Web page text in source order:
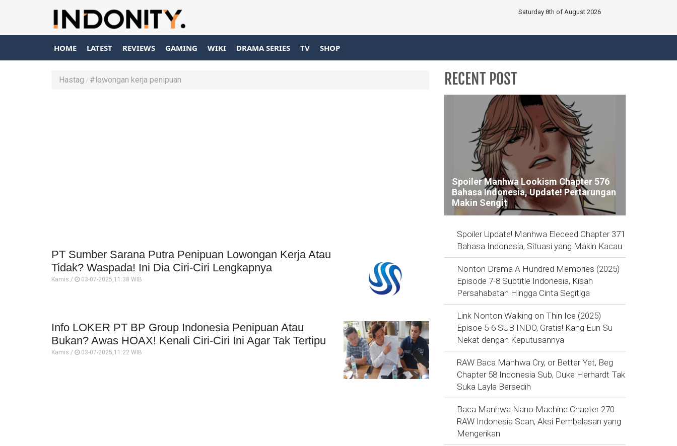
Saturday 8th of August 2026
HOME LATEST REVIEWS GAMING WIKI DRAMA SERIES TV SHOP
Hastag #lowongan kerja penipuan
PT Sumber Sarana Putra Penipuan Lowongan Kerja Atau
Tidak? Waspada! Ini Dia Ciri-Ciri Lengkapnya
Kamis / 03-07-2025,11:38 WIB
Info LOKER PT BP Group Indonesia Penipuan Atau
Bukan? Awas HOAX! Kenali Ciri-Ciri Ini Agar Tak Tertipu
Kamis / 03-07-2025,11:22 WIB
RECENT POST
Spoiler Manhwa Lookism Chapter 576
Bahasa Indonesia, Update! Pertarungan
Makin Sengit
Spoiler Update! Manhwa Eleceed Chapter 371
Bahasa Indonesia, Situasi yang Makin Kacau
Nonton Drama A Hundred Memories (2025)
Episode 7-8 Subtitle Indonesia, Kisah
Persahabatan Hingga Cinta Segitiga
Link Nonton Walking on Thin Ice (2025)
Episoe 5-6 SUB INDO, Gratis! Kang Eun Su
Nekat dengan Keputusannya
RAW Baca Manhwa Cry, or Better Yet, Beg
Chapter 58 Indonesia Sub, Duke Herhardt Tak
Suka Layla Bersedih
Baca Manhwa Nano Machine Chapter 270
RAW Indonesia Scan, Aksi Pembalasan yang
Mengerikan